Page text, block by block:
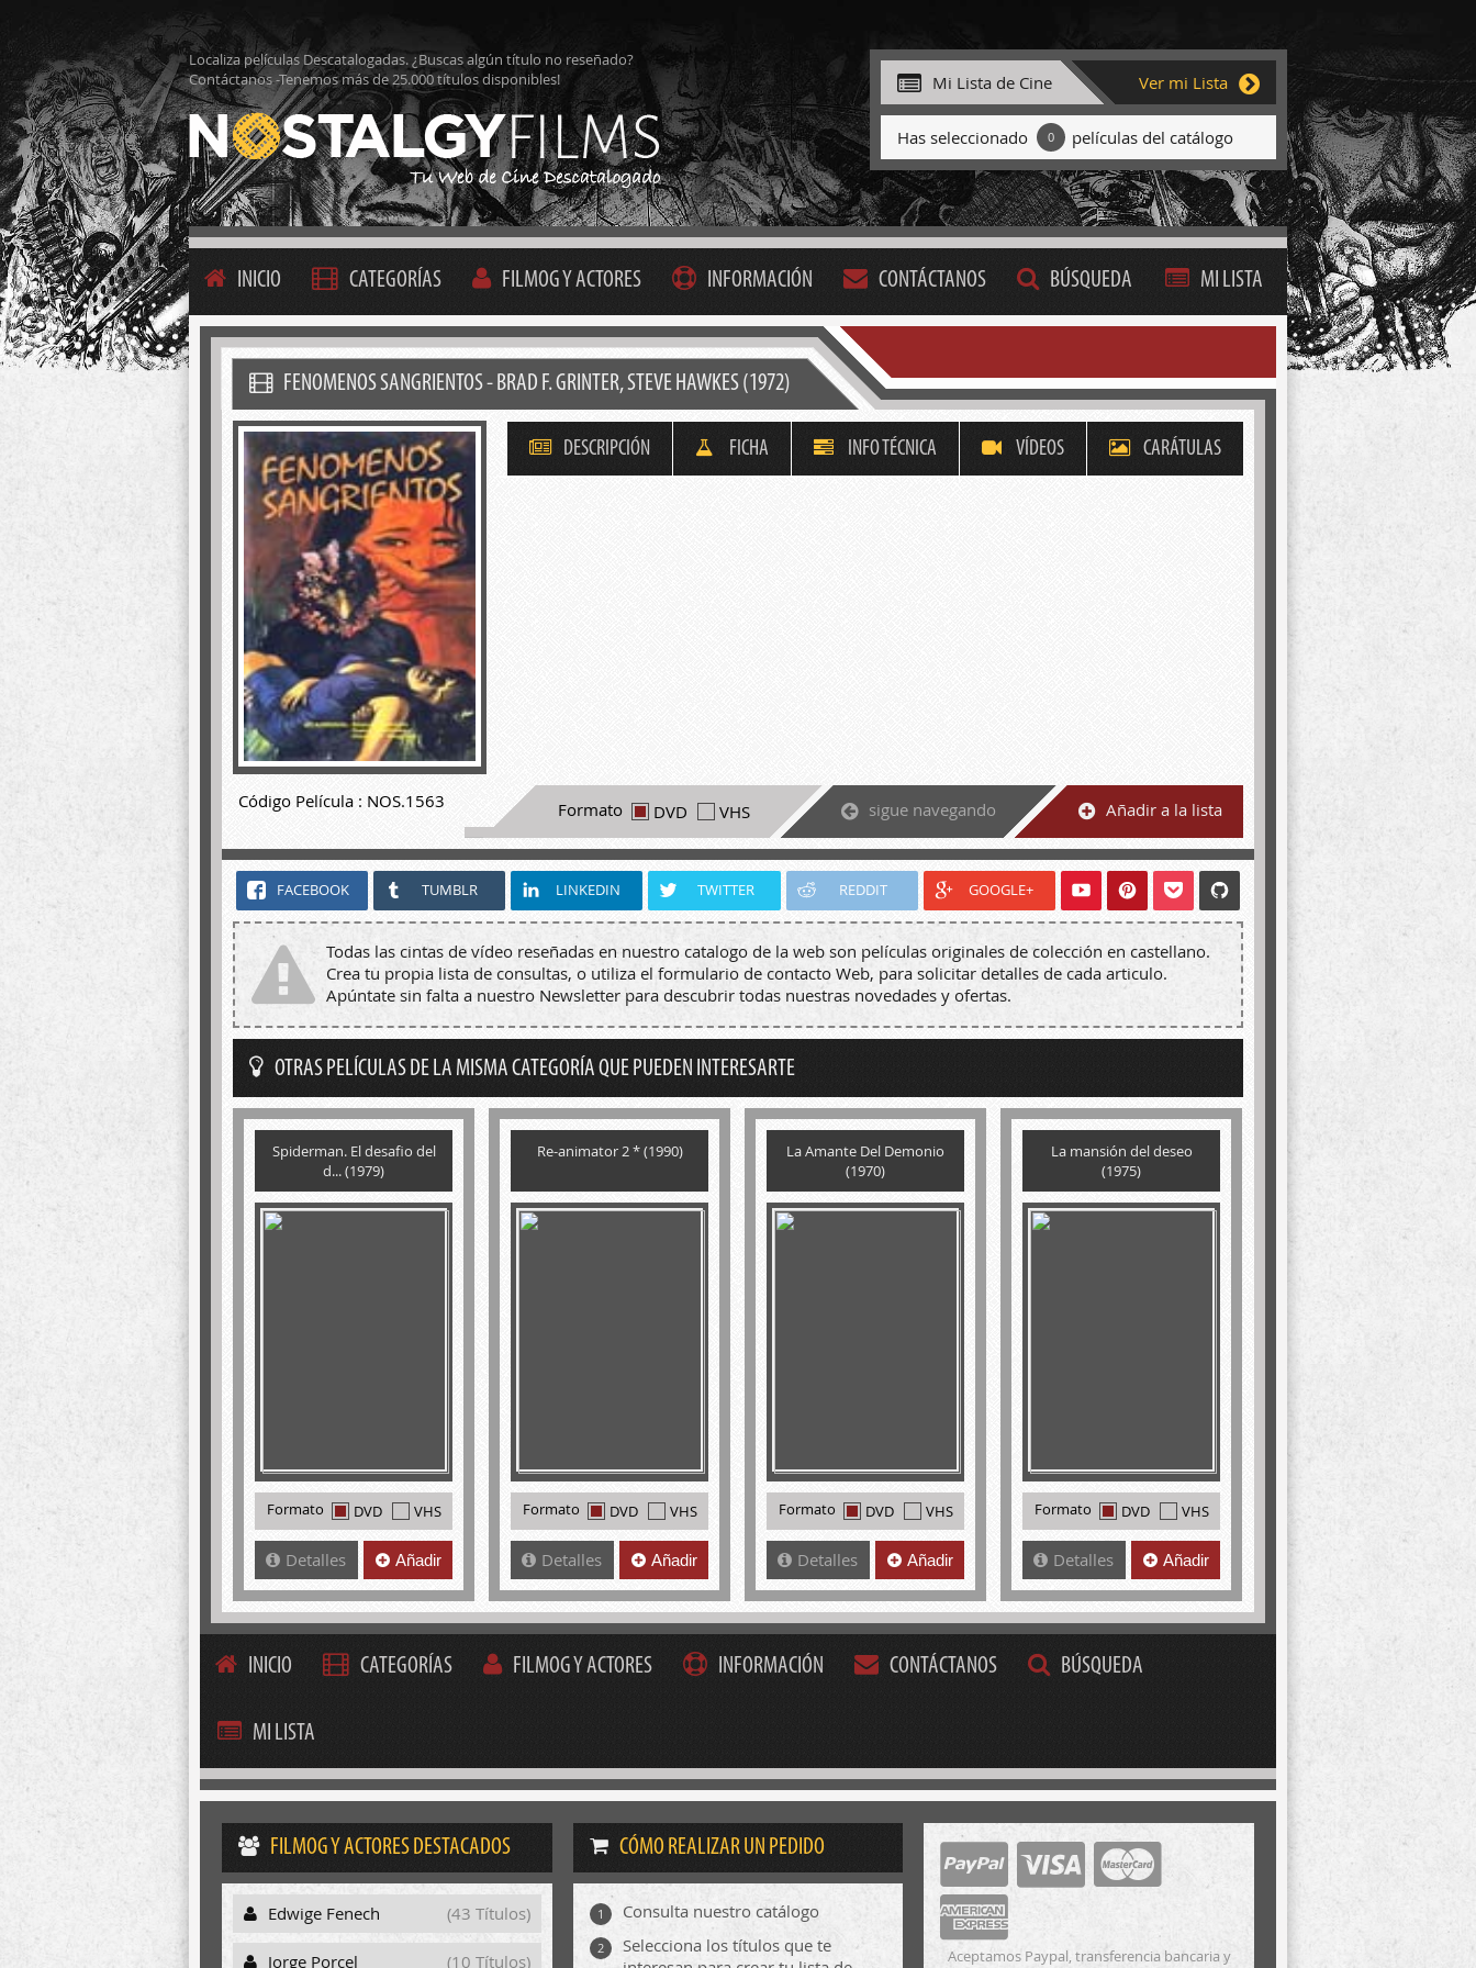
Localiza películas Descatalogadas. ¿Buscas algún título no reseñado?
Contáctanos -Tenemos más de 25.000 títulos disponibles!
Mi Lista de Cine Ver mi Lista
Has seleccionado 0 películas del catálogo
INICIO CATEGORÍAS FILMOG Y ACTORES INFORMACIÓN CONTÁCTANOS BÚSQUEDA MI LISTA
FENOMENOS SANGRIENTOS - BRAD F. GRINTER, STEVE HAWKES (1972)
DESCRIPCIÓN FICHA INFO TÉCNICA VÍDEOS CARÁTULAS
Código Película : NOS.1563 Formato DVD VHS sigue navegando Añadir a la lista
FACEBOOK TUMBLR LINKEDIN TWITTER REDDIT GOOGLE+
Todas las cintas de vídeo reseñadas en nuestro catalogo de la web son películas originales de colección en castellano.
Crea tu propia lista de consultas, o utiliza el formulario de contacto Web, para solicitar detalles de cada articulo.
Apúntate sin falta a nuestro Newsletter para descubrir todas nuestras novedades y ofertas.
OTRAS PELÍCULAS DE LA MISMA CATEGORÍA QUE PUEDEN INTERESARTE
Spiderman. El desafio del
d... (1979)
Formato DVD VHS
Detalles Añadir
Re-animator 2 * (1990)
Formato DVD VHS
Detalles Añadir
La Amante Del Demonio
(1970)
Formato DVD VHS
Detalles Añadir
La mansión del deseo
(1975)
Formato DVD VHS
Detalles Añadir
INICIO CATEGORÍAS FILMOG Y ACTORES INFORMACIÓN CONTÁCTANOS BÚSQUEDA
MI LISTA
FILMOG Y ACTORES DESTACADOS
Edwige Fenech (43 Títulos)
Jorge Porcel (10 Títulos)
CÓMO REALIZAR UN PEDIDO
1 Consulta nuestro catálogo
2
Selecciona los títulos que te
Aceptamos Paypal, transferencia bancaria y